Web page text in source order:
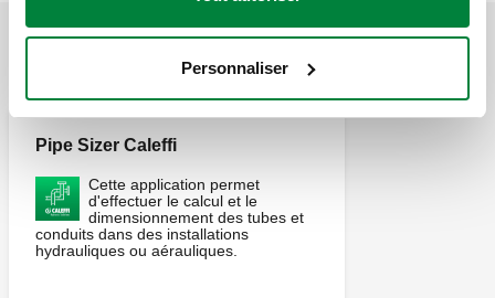
Personnaliser
Pipe Sizer Caleffi
Cette application permet
d'effectuer le calcul et le
dimensionnement des tubes et
conduits dans des installations
hydrauliques ou aérauliques.